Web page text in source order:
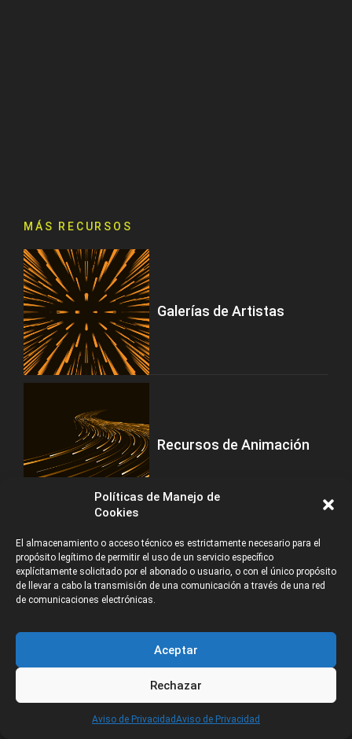
Políticas de Manejo de
Cookies
El almacenamiento o acceso técnico es estrictamente necesario para el
propósito legítimo de permitir el uso de un servicio específico
explícitamente solicitado por el abonado o usuario, o con el único propósito
de llevar a cabo la transmisión de una comunicación a través de una red
de comunicaciones electrónicas.
Aceptar
Rechazar
Aviso de PrivacidadAviso de Privacidad
MÁS RECURSOS
Galerías de Artistas
Recursos de Animación
Trabajo en Animación,
Videojuegos, VFX, VR/AR e